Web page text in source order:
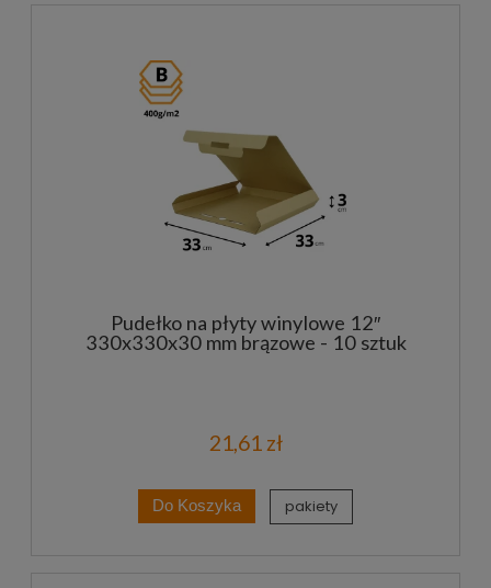
Pudełko na płyty winylowe 12″
330x330x30 mm brązowe - 10 sztuk
21,61 zł
Do Koszyka pakiety